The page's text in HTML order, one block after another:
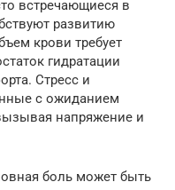
встречающиеся в
развитию
крови требует
гидратации
Стресс и
с ожиданием
напряжение и
боль может быть